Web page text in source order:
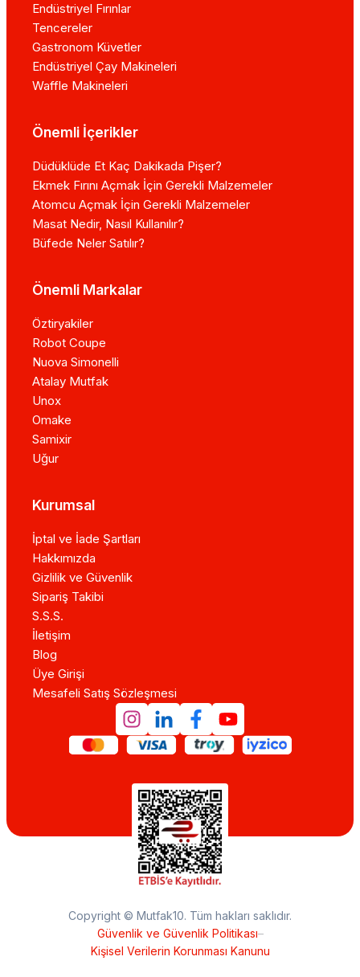
Endüstriyel Fırınlar
Tencereler
Gastronom Küvetler
Endüstriyel Çay Makineleri
Waffle Makineleri
Önemli İçerikler
Düdüklüde Et Kaç Dakikada Pişer?
Ekmek Fırını Açmak İçin Gerekli Malzemeler
Atomcu Açmak İçin Gerekli Malzemeler
Masat Nedir, Nasıl Kullanılır?
Büfede Neler Satılır?
Önemli Markalar
Öztiryakiler
Robot Coupe
Nuova Simonelli
Atalay Mutfak
Unox
Omake
Samixir
Uğur
Kurumsal
İptal ve İade Şartları
Hakkımızda
Gizlilik ve Güvenlik
Sipariş Takibi
S.S.S.
İletişim
Blog
Üye Girişi
Mesafeli Satış Sözleşmesi
Copyright © Mutfak10. Tüm hakları saklıdır.
Güvenlik ve Güvenlik Politikası–
Kişisel Verilerin Korunması Kanunu